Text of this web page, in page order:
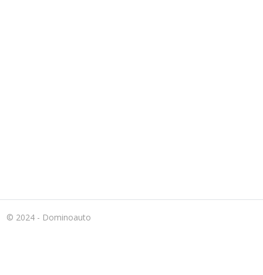
© 2024 - Dominoauto